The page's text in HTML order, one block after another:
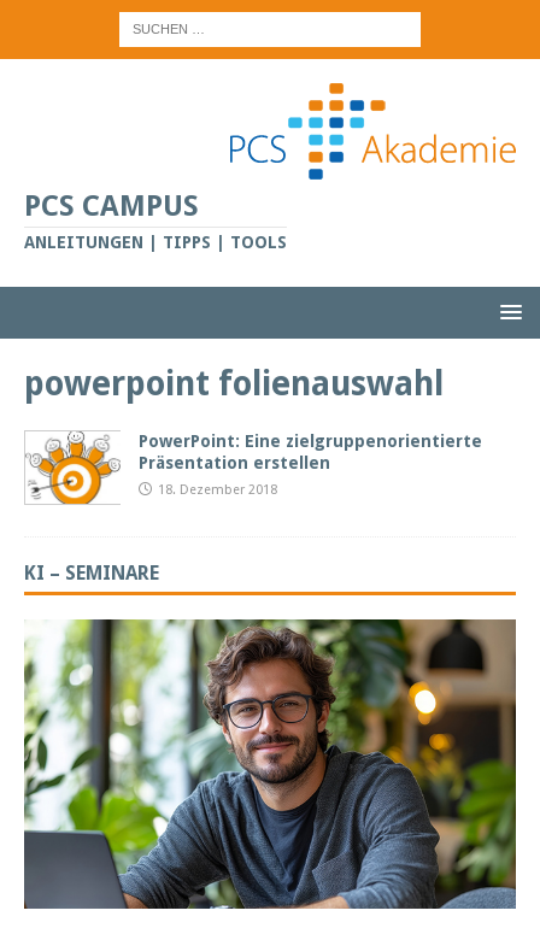
PCS CAMPUS
ANLEITUNGEN | TIPPS | TOOLS
powerpoint folienauswahl
PowerPoint: Eine zielgruppenorientierte
Präsentation erstellen
18. Dezember 2018
KI – SEMINARE